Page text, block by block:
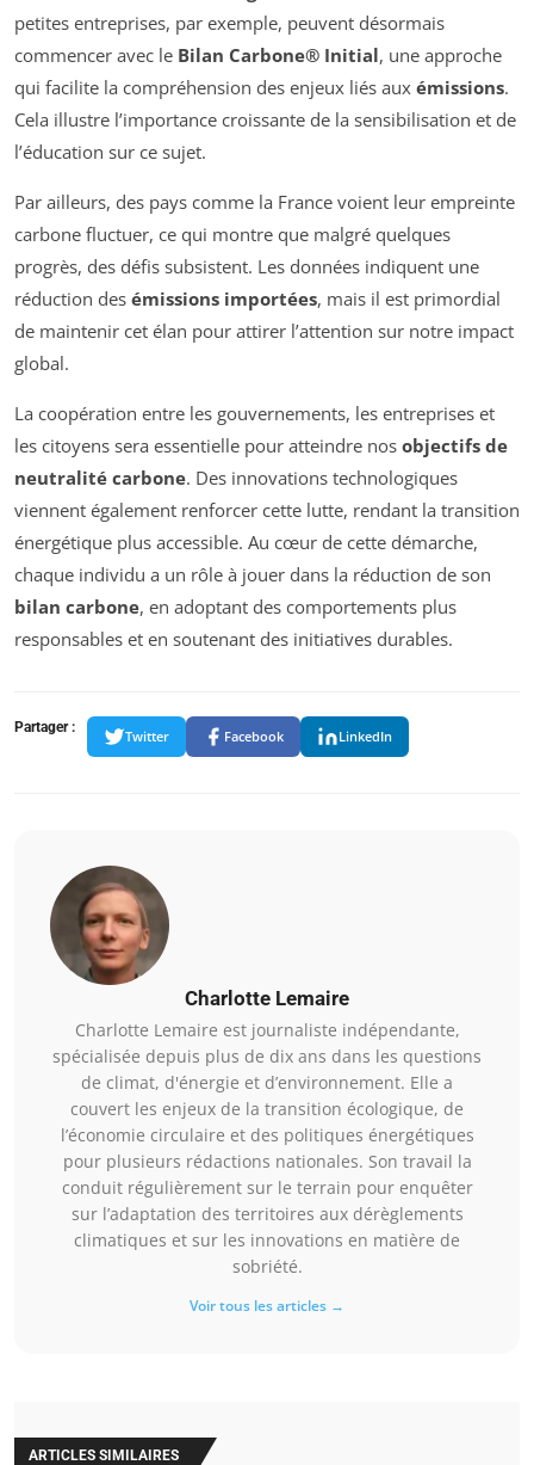
petites entreprises, par exemple, peuvent désormais
commencer avec le Bilan Carbone® Initial, une approche
qui facilite la compréhension des enjeux liés aux émissions.
Cela illustre l’importance croissante de la sensibilisation et de
l’éducation sur ce sujet.
Par ailleurs, des pays comme la France voient leur empreinte
carbone fluctuer, ce qui montre que malgré quelques
progrès, des défis subsistent. Les données indiquent une
réduction des émissions importées, mais il est primordial
de maintenir cet élan pour attirer l’attention sur notre impact
global.
La coopération entre les gouvernements, les entreprises et
les citoyens sera essentielle pour atteindre nos objectifs de
neutralité carbone. Des innovations technologiques
viennent également renforcer cette lutte, rendant la transition
énergétique plus accessible. Au cœur de cette démarche,
chaque individu a un rôle à jouer dans la réduction de son
bilan carbone, en adoptant des comportements plus
responsables et en soutenant des initiatives durables.
Partager :
Twitter Facebook LinkedIn
Charlotte Lemaire
Charlotte Lemaire est journaliste indépendante,
spécialisée depuis plus de dix ans dans les questions
de climat, d'énergie et d’environnement. Elle a
couvert les enjeux de la transition écologique, de
l’économie circulaire et des politiques énergétiques
pour plusieurs rédactions nationales. Son travail la
conduit régulièrement sur le terrain pour enquêter
sur l’adaptation des territoires aux dérèglements
climatiques et sur les innovations en matière de
sobriété.
Voir tous les articles →
ARTICLES SIMILAIRES